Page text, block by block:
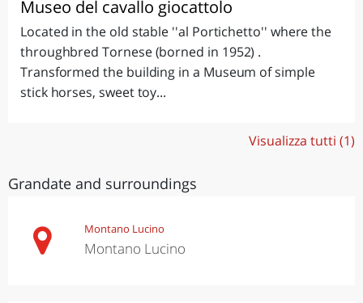
Museo del cavallo giocattolo
Located in the old stable ''al Portichetto'' where the
throughbred Tornese (borned in 1952) .
Transformed the building in a Museum of simple
stick horses, sweet toy...
Visualizza tutti (1)
Grandate and surroundings
Montano Lucino
Montano Lucino